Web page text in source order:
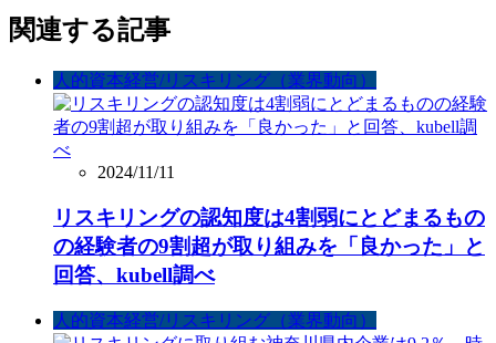
関連する記事
人的資本経営/リスキリング（業界動向）
2024/11/11
リスキリングの認知度は4割弱にとどまるもの
の経験者の9割超が取り組みを「良かった」と
回答、kubell調べ
人的資本経営/リスキリング（業界動向）